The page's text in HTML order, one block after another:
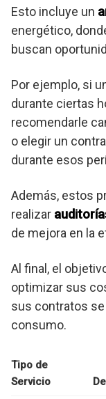
Esto incluye un
energético,
buscan
Por ejemplo, si
durante ciertas
recomendarle
o elegir un
durante esos
Además, estos
realizar
de mejora en la
Al final, el
optimizar sus
sus contratos
consumo.
Tipo de
Servicio